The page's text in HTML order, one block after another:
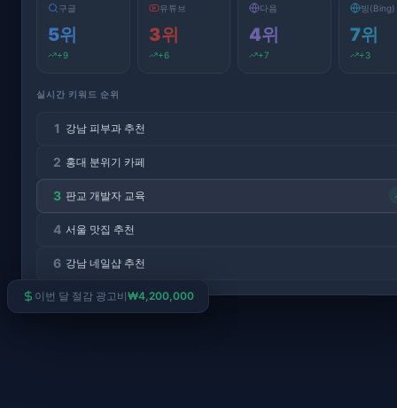
구글
5위
+9
유튜브
3위
+6
다음
4위
+7
빙(Bing)
7위
+3
실시간 키워드 순위
1 강남 피부과 추천
2 홍대 분위기 카페
3 판교 개발자 교육
4 서울 맛집 추천
6 강남 네일샵 추천
이번 달 절감 광고비₩4,200,000